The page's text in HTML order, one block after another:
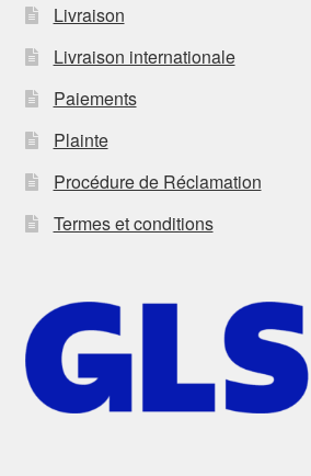
Livraison
Livraison internationale
Paiements
Plainte
Procédure de Réclamation
Termes et conditions